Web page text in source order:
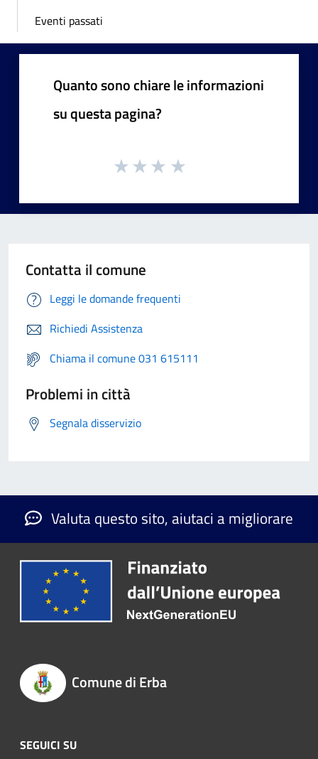
Eventi passati
Quanto sono chiare le informazioni
su questa pagina?
Contatta il comune
Leggi le domande frequenti
Richiedi Assistenza
Chiama il comune 031 615111
Problemi in città
Segnala disservizio
Valuta questo sito, aiutaci a migliorare
Comune di Erba
SEGUICI SU